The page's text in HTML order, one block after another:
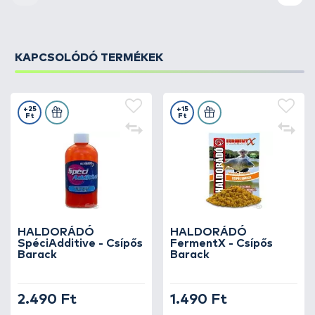
KAPCSOLÓDÓ TERMÉKEK
HALDORÁDÓ
SpéciAdditive - Csípős
Barack
+25
Ft
2.490 Ft
HALDORÁDÓ
FermentX - Csípős
Barack
+15
Ft
1.490 Ft